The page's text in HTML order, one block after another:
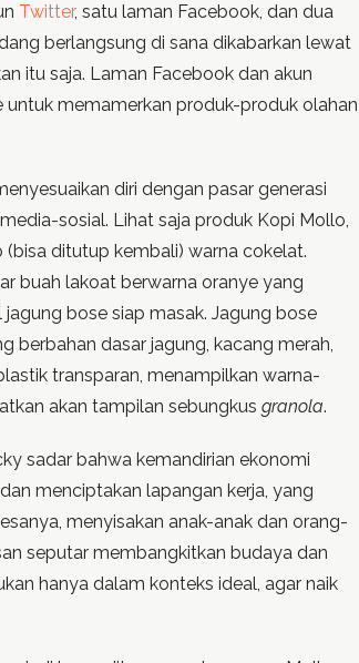
Twitter, satu laman Facebook, dan dua
berlangsung di sana dikabarkan lewat
itu saja. Laman Facebook dan akun
untuk memamerkan produk-produk olahan
diri dengan pasar generasi
sosial. Lihat saja produk Kopi Mollo,
ditutup kembali) warna cokelat.
buah lakoat berwarna oranye yang
bose siap masak. Jagung bose
berbahan dasar jagung, kacang merah,
transparan, menampilkan warna-
akan tampilan sebungkus granola.
sadar bahwa kemandirian ekonomi
menciptakan lapangan kerja, yang
menyisakan anak-anak dan orang-
seputar membangkitkan budaya dan
hanya dalam konteks ideal, agar naik